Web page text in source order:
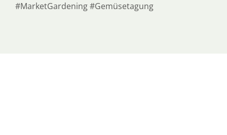
#MarketGardening #Gemüsetagung